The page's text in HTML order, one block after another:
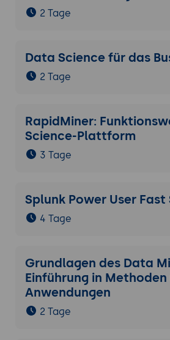
2 Tage
Data Science für das
2 Tage
RapidMiner:
Science-Plattform
3 Tage
Splunk Power User
4 Tage
Grundlagen des Data
Einführung in Methoden
Anwendungen
2 Tage